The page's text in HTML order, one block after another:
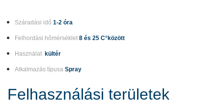
Száradási idő 1-2 óra
Felhordási hőmérséklet 8 és 25 C°között
Használat kültér
Alkalmazás típusa Spray
Felhasználási területek